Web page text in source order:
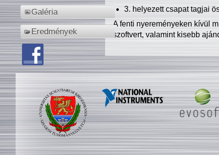
Galéria
Eredmények
3. helyezett csapat tagjai
A fenti nyereményeken kívül
szoftvert, valamint kisebb